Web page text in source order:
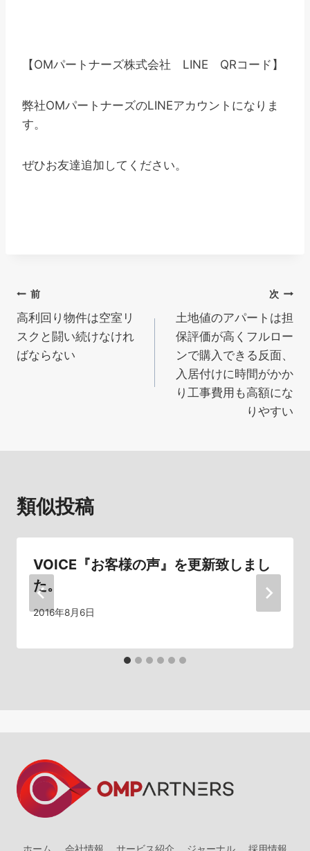
【OMパートナーズ株式会社 LINE QRコード】
弊社OMパートナーズのLINEアカウントになりま
す。
ぜひお友達追加してください。
投
稿
ナ
ョ
前
高利回り物件は空室リ
スクと闘い続けなけれ
ばならない
次
土地値のアパートは担
保評価が高くフルロー
ンで購入できる反面、
入居付けに時間がかか
り工事費用も高額にな
りやすい
類似投稿
VOICE『お客様の声』を更新致しまし
た。
2016年8月6日
ホーム 会社情報 サービス紹介 ジャーナル 採用情報